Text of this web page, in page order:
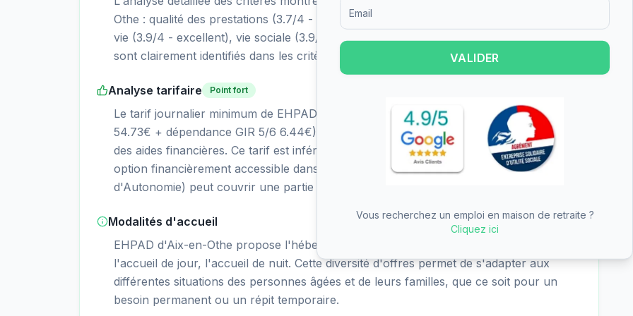
Othe : qualité des prestations (3.7/4 - excellent), nutrition (3.7/4 - excellent), cadre de
vie (3.9/4 - excellent), vie sociale (3.9/4 - excellent). Les points forts de l'établissement
sont clairement identifiés dans les critères les mieux notés.
Analyse tarifaire Point fort
Le tarif journalier minimum de EHPAD d'Aix-en-Othe est de 61.17€/jour (hébergement
54.73€ + dépendance GIR 5/6 6.44€), soit environ 1866€ par mois avant déduction
des aides financières. Ce tarif est inférieur à la moyenne nationale, ce qui en fait une
option financièrement accessible dans le Aube. L'APA (Allocation Personnalisée
d'Autonomie) peut couvrir une partie significative du tarif dépendance.
Modalités d'accueil
EHPAD d'Aix-en-Othe propose l'hébergement permanent, l'hébergement temporaire,
l'accueil de jour, l'accueil de nuit. Cette diversité d'offres permet de s'adapter aux
différentes situations des personnes âgées et de leurs familles, que ce soit pour un
besoin permanent ou un répit temporaire.
VALIDER
Vous recherchez un emploi en maison de retraite ?
Cliquez ici